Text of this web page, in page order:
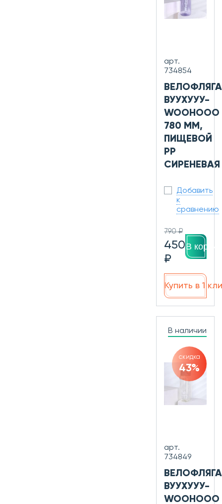
арт.
734854
ВЕЛОФЛЯГА
ВУУХУУУ-
WOOHOOO
780 ММ,
ПИЩЕВОЙ
PP
СИРЕНЕВАЯ
Добавить
к
сравнению
790 ₽
450
₽
В
Купить в 1
В наличии
скидка
43%
арт.
734849
ВЕЛОФЛЯГА
ВУУХУУУ-
WOOHOOO